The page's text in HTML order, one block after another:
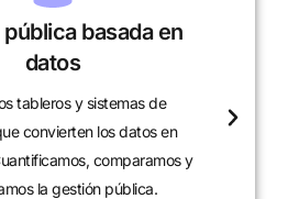
y desarrollo
políticas, programas y
locales para entender sus
Desarrollamos proyectos
que aportan evidencia y
soluciones.